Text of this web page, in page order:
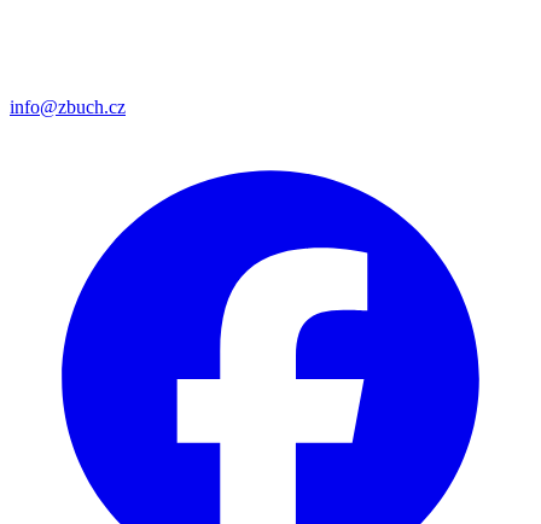
info@zbuch.cz